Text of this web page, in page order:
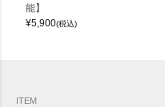
能】
¥5,900(税込)
ITEM